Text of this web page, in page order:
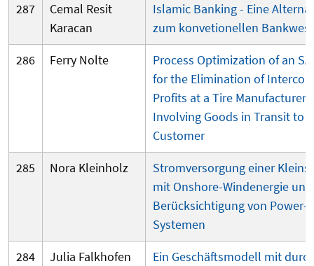
287
Cemal Resit
Karacan
Islamic Banking - Eine
zum konvetionellen
286
Ferry Nolte Process Optimization of an
for the Elimination of I
Profits at a Tire Manufacturer
Involving Goods in Transit to
Customer
285
Nora Kleinholz
Stromversorgung einer
mit Onshore-Windenergie
Berücksichtigung von Power-
Systemen
284
Julia Falkhofen
Ein Geschäftsmodell mit